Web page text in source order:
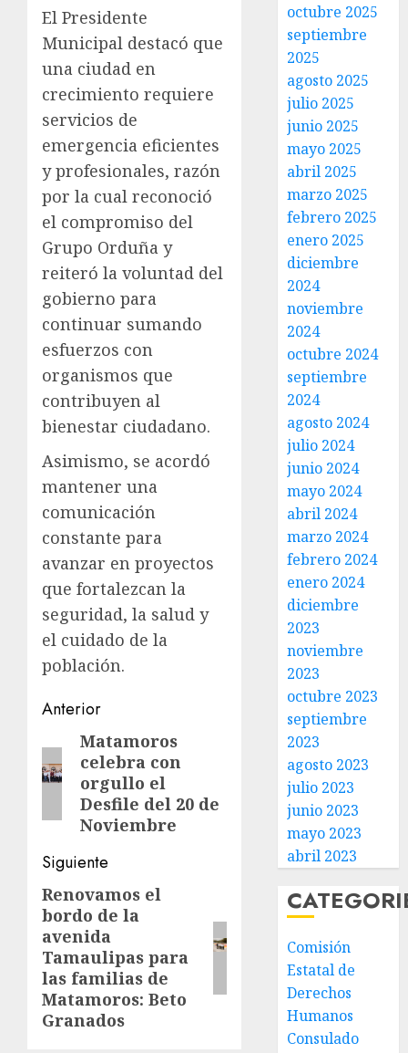
El Presidente
Municipal destacó que
una ciudad en
crecimiento requiere
servicios de
emergencia eficientes
y profesionales, razón
por la cual reconoció
el compromiso del
Grupo Orduña y
reiteró la voluntad del
gobierno para
continuar sumando
esfuerzos con
organismos que
contribuyen al
bienestar ciudadano.
Asimismo, se acordó
mantener una
comunicación
constante para
avanzar en proyectos
que fortalezcan la
seguridad, la salud y
el cuidado de la
población.
Post
navigation
Anterior
Entrada
anterior:
Matamoros
celebra con
orgullo el
Desfile del 20 de
Noviembre
Siguiente
Siguiente
entrada:
Renovamos el
bordo de la
avenida
Tamaulipas para
las familias de
Matamoros: Beto
Granados
octubre 2025
septiembre
2025
agosto 2025
julio 2025
junio 2025
mayo 2025
abril 2025
marzo 2025
febrero 2025
enero 2025
diciembre
2024
noviembre
2024
octubre 2024
septiembre
2024
agosto 2024
julio 2024
junio 2024
mayo 2024
abril 2024
marzo 2024
febrero 2024
enero 2024
diciembre
2023
noviembre
2023
octubre 2023
septiembre
2023
agosto 2023
julio 2023
junio 2023
mayo 2023
abril 2023
Comisión
Estatal de
Derechos
Humanos
Consulado